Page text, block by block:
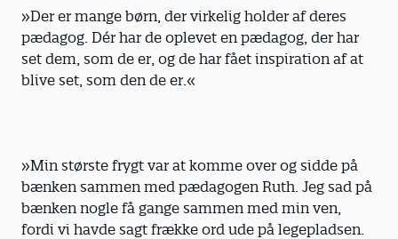
»Der er mange børn, der virkelig holder af deres
pædagog. Dér har de oplevet en pædagog, der har
set dem, som de er, og de har fået inspiration af at
blive set, som den de er.«
»Min største frygt var at komme over og sidde på
bænken sammen med pædagogen Ruth. Jeg sad på
bænken nogle få gange sammen med min ven,
fordi vi havde sagt frække ord ude på legepladsen.